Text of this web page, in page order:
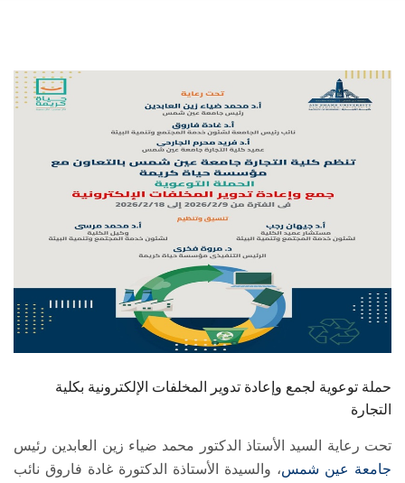
تواصل معنا
هيئة التدريس
الدراسات العليا
الخريجين
الموظفون
الزائـرون
سجل الان
حملة توعوية لجمع وإعادة تدوير المخلفات الإلكترونية بكلية
التجارة
تحت رعاية السيد الأستاذ الدكتور محمد ضياء زين العابدين رئيس
جامعة عين شمس، والسيدة الأستاذة الدكتورة غادة فاروق نائب